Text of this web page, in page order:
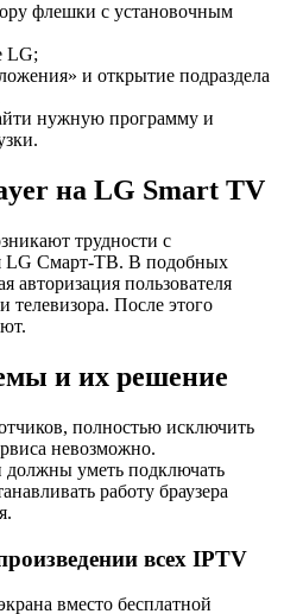
флешки с установочным
LG;
и открытие подраздела
нужную программу и
на LG Smart TV
трудности с
LG Смарт-ТВ. В подобных
авторизация пользователя
телевизора. После этого
и их решение
полностью исключить
невозможно.
должны уметь подключать
работу браузера
всех IPTV
вместо бесплатной